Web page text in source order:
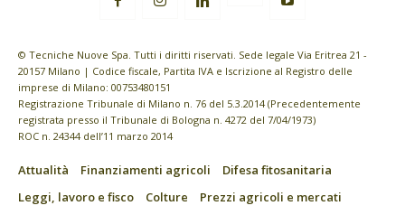
© Tecniche Nuove Spa. Tutti i diritti riservati. Sede legale Via Eritrea 21 -
20157 Milano | Codice fiscale, Partita IVA e Iscrizione al Registro delle
imprese di Milano: 00753480151
Registrazione Tribunale di Milano n. 76 del 5.3.2014 (Precedentemente
registrata presso il Tribunale di Bologna n. 4272 del 7/04/1973)
ROC n. 24344 dell’11 marzo 2014
Attualità Finanziamenti agricoli
Difesa fitosanitaria
Leggi, lavoro e fisco
Colture
Prezzi agricoli e mercati